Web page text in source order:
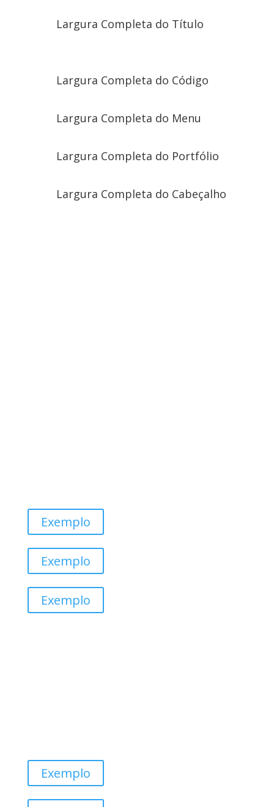
Largura Completa do Título
Largura Completa do Código
Largura Completa do Menu
Largura Completa do Portfólio
Largura Completa do Cabeçalho
Exemplo
Exemplo
Exemplo
Exemplo